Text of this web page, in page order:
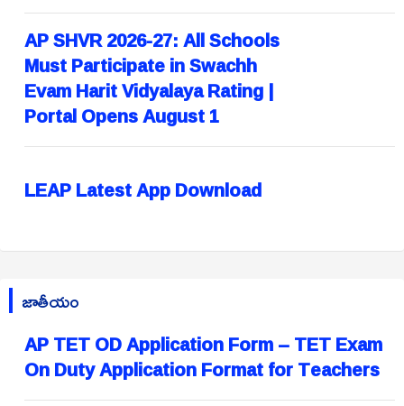
AP SHVR 2026-27: All Schools
Must Participate in Swachh
Evam Harit Vidyalaya Rating |
Portal Opens August 1
LEAP Latest App Download
జాతీయం
AP TET OD Application Form – TET Exam
On Duty Application Format for Teachers